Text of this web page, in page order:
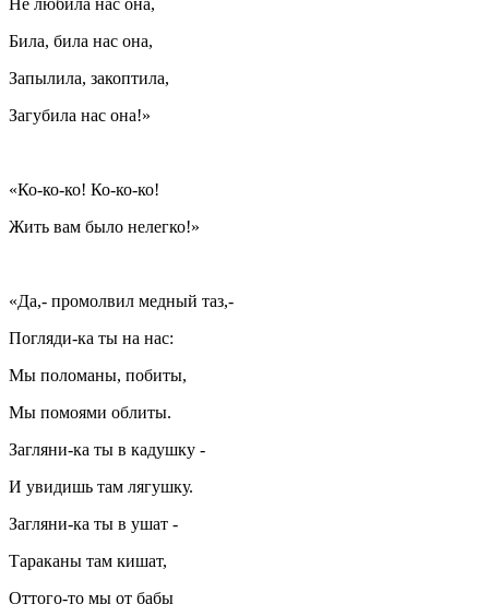
Била, била нас она,
Запылила, закоптила,
Загубила нас она!»
«Ко-ко-ко! Ко-ко-ко!
Жить вам было нелегко!»
«Да,- промолвил медный таз,-
Погляди-ка ты на нас:
Мы поломаны, побиты,
Мы помоями облиты.
Загляни-ка ты в кадушку -
И увидишь там лягушку.
Загляни-ка ты в ушат -
Тараканы там кишат,
Оттого-то мы от бабы